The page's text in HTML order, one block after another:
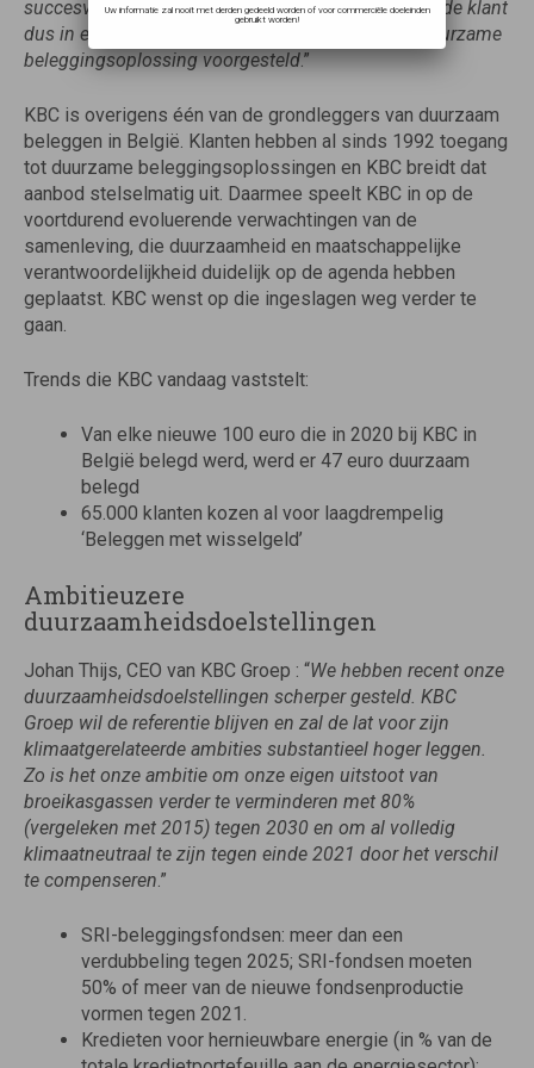
succesvolle ‘Beleggen met je wisselgeld’. Zo krijgt de klant
dus in elk beleggingsproces in KBC Mobile een duurzame
beleggingsoplossing voorgesteld.”
KBC is overigens één van de grondleggers van duurzaam
beleggen in België. Klanten hebben al sinds 1992 toegang
tot duurzame beleggingsoplossingen en KBC breidt dat
aanbod stelselmatig uit. Daarmee speelt KBC in op de
voortdurend evoluerende verwachtingen van de
samenleving, die duurzaamheid en maatschappelijke
verantwoordelijkheid duidelijk op de agenda hebben
geplaatst. KBC wenst op die ingeslagen weg verder te
gaan.
Trends die KBC vandaag vaststelt:
Van elke nieuwe 100 euro die in 2020 bij KBC in
België belegd werd, werd er 47 euro duurzaam
belegd
65.000 klanten kozen al voor laagdrempelig
‘Beleggen met wisselgeld’
Ambitieuzere
duurzaamheidsdoelstellingen
Johan Thijs, CEO van KBC Groep : “We hebben recent onze
duurzaamheidsdoelstellingen scherper gesteld. KBC
Groep wil de referentie blijven en zal de lat voor zijn
klimaatgerelateerde ambities substantieel hoger leggen.
Zo is het onze ambitie om onze eigen uitstoot van
broeikasgassen verder te verminderen met 80%
(vergeleken met 2015) tegen 2030 en om al volledig
klimaatneutraal te zijn tegen einde 2021 door het verschil
te compenseren.”
SRI-beleggingsfondsen: meer dan een
verdubbeling tegen 2025; SRI-fondsen moeten
50% of meer van de nieuwe fondsenproductie
vormen tegen 2021.
Kredieten voor hernieuwbare energie (in % van de
Uw informatie zal nooit met derden gedeeld worden of voor commerciële doeleinden
gebruikt worden!